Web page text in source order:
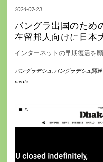
2024-07-23
バングラ出国のため
在留邦人向けに日本
インターネットの早期復活を
バングラデシュ バングラデシュ関
ments